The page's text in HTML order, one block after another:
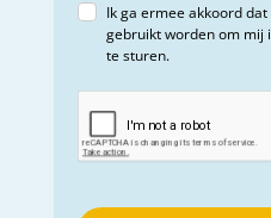
Ik ga ermee akkoord
gebruikt worden om mij
te sturen.